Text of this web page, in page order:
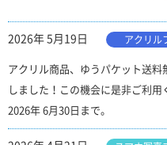
2026年 5月19日 アクリル
アクリル商品、ゆうパケット送
しました！この機会に是非ご利用
2026年 6月30日まで。